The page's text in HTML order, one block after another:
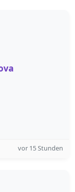
vor 15 Stunden